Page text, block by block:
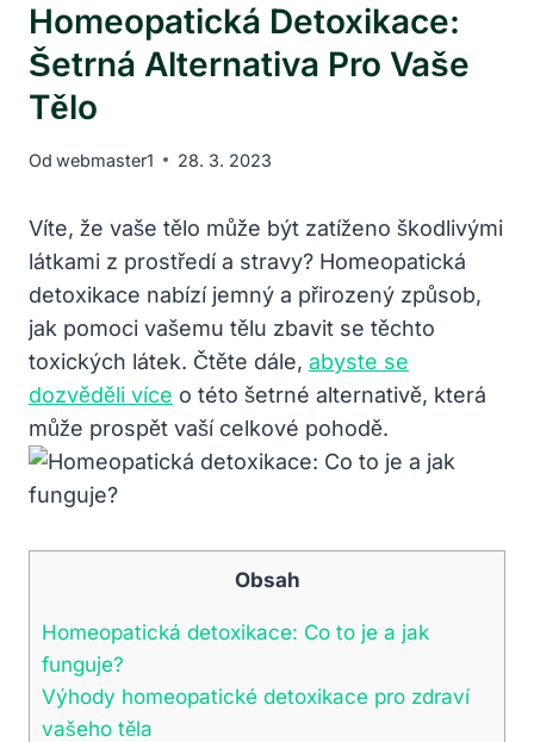
Homeopatická Detoxikace:
Šetrná Alternativa Pro Vaše
Tělo
Od webmaster1 28. 3. 2023
Víte, že vaše tělo​ může být ⁢zatíženo škodlivými
látkami z prostředí a ⁣stravy? Homeopatická
detoxikace nabízí ‍jemný a přirozený způsob,
jak pomoci vašemu tělu zbavit se těchto
‌toxických látek. ​Čtěte dále, abyste se
dozvěděli více o ⁤této šetrné alternativě, která
může‌ prospět vaší celkové⁢ pohodě.
Obsah
Homeopatická ⁤detoxikace: Co to je a jak
funguje?
Výhody homeopatické‍ detoxikace pro zdraví
vašeho těla